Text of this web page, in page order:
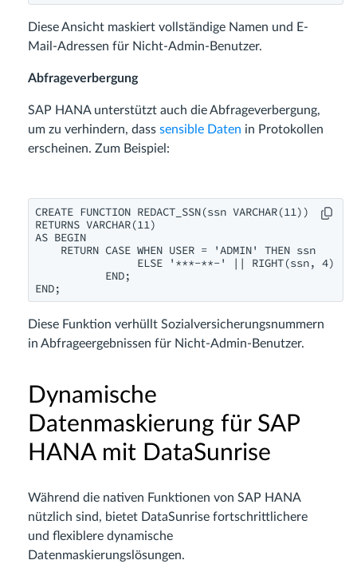
Diese Ansicht maskiert vollständige Namen und E-
Mail-Adressen für Nicht-Admin-Benutzer.
Abfrageverbergung
SAP HANA unterstützt auch die Abfrageverbergung,
um zu verhindern, dass sensible Daten in Protokollen
erscheinen. Zum Beispiel:
CREATE FUNCTION REDACT_SSN(ssn VARCHAR(11))
RETURNS VARCHAR(11)
AS BEGIN
    RETURN CASE WHEN USER = 'ADMIN' THEN ssn
                ELSE '***-**-' || RIGHT(ssn, 4)
           END;
END;
Diese Funktion verhüllt Sozialversicherungsnummern
in Abfrageergebnissen für Nicht-Admin-Benutzer.
Dynamische
Datenmaskierung für SAP
HANA mit DataSunrise
Während die nativen Funktionen von SAP HANA
nützlich sind, bietet DataSunrise fortschrittlichere
und flexiblere dynamische
Datenmaskierungslösungen.